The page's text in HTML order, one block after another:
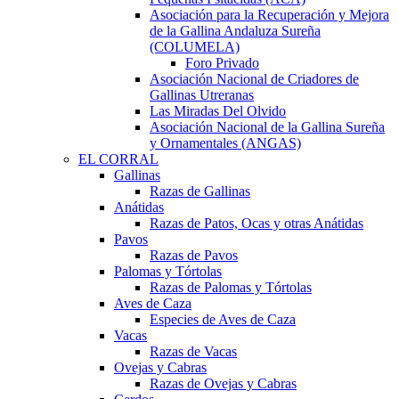
Asociación para la Recuperación y Mejora
de la Gallina Andaluza Sureña
(COLUMELA)
Foro Privado
Asociación Nacional de Criadores de
Gallinas Utreranas
Las Miradas Del Olvido
Asociación Nacional de la Gallina Sureña
y Ornamentales (ANGAS)
EL CORRAL
Gallinas
Razas de Gallinas
Anátidas
Razas de Patos, Ocas y otras Anátidas
Pavos
Razas de Pavos
Palomas y Tórtolas
Razas de Palomas y Tórtolas
Aves de Caza
Especies de Aves de Caza
Vacas
Razas de Vacas
Ovejas y Cabras
Razas de Ovejas y Cabras